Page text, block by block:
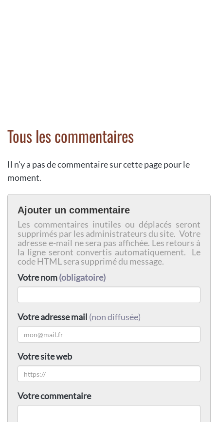
Tous les commentaires
Il n'y a pas de commentaire sur cette page pour le
moment.
Ajouter un commentaire
Les commentaires inutiles ou déplacés seront
supprimés par les administrateurs du site. Votre
adresse e-mail ne sera pas affichée. Les retours à
la ligne seront convertis automatiquement. Le
code HTML sera supprimé du message.
Votre nom(obligatoire)
Votre adresse mail (non diffusée)
Votre site web
Votre commentaire